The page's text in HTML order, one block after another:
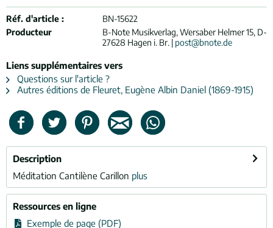
Réf. d'article :
BN-15622
Producteur
B-Note Musikverlag, Wersaber Helmer 15, D-
27628 Hagen i. Br. | post@bnote.de
Liens supplémentaires vers
Questions sur l'article ?
Autres éditions de Fleuret, Eugène Albin Daniel (1869-1915)
Description
Méditation Cantilène Carillon plus
Ressources en ligne
Exemple de page (PDF)